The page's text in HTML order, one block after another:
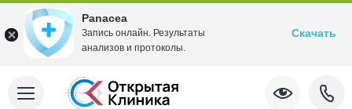
Panacea
Запись онлайн. Результаты
анализов и протоколы.
Скачать